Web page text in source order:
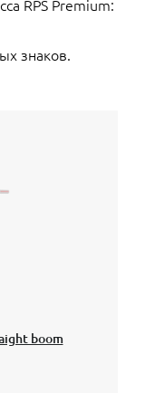
RPS Premium:
знаков.
boom